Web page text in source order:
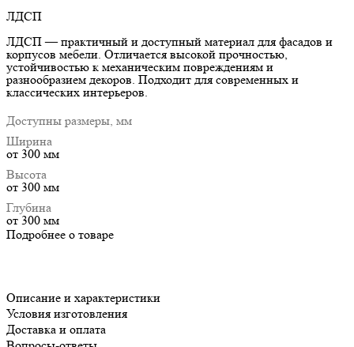
ЛДСП
ЛДСП — практичный и доступный материал для фасадов и
корпусов мебели. Отличается высокой прочностью,
устойчивостью к механическим повреждениям и
разнообразием декоров. Подходит для современных и
классических интерьеров.
Доступны размеры, мм
Ширина
от 300 мм
Высота
от 300 мм
Глубина
от 300 мм
Подробнее о товаре
Описание и характеристики
Условия изготовления
Доставка и оплата